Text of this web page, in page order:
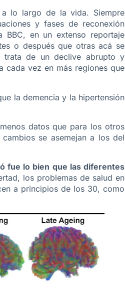
lo largo de la vida. Siempre
y fases de reconexión
BBC, en un extenso reportaje
o después que otras acá se
trata de un declive abrupto y
cada vez en más regiones que
la demencia y la hipertensión
datos que para los otros
se asemejan a los del
fue lo bien que las diferentes
los problemas de salud en
a principios de los 30, como